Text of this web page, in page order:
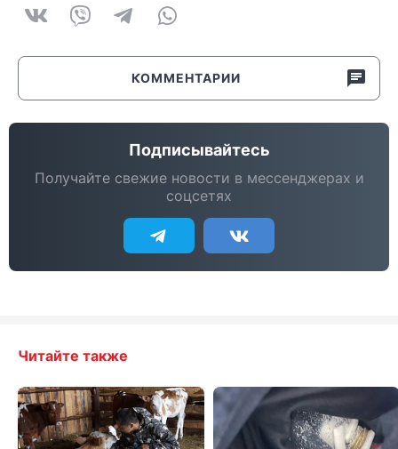
КОММЕНТАРИИ
Подписывайтесь
Получайте свежие новости в мессенджерах и
соцсетях
Читайте также